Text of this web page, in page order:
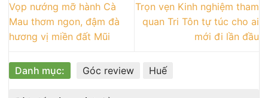
Vọp nướng mỡ hành Cà
Mau thơm ngon, đậm đà
hương vị miền đất Mũi
Trọn vẹn Kinh nghiệm tham
quan Tri Tôn tự túc cho ai
mới đi lần đầu
Danh mục: Góc review Huế